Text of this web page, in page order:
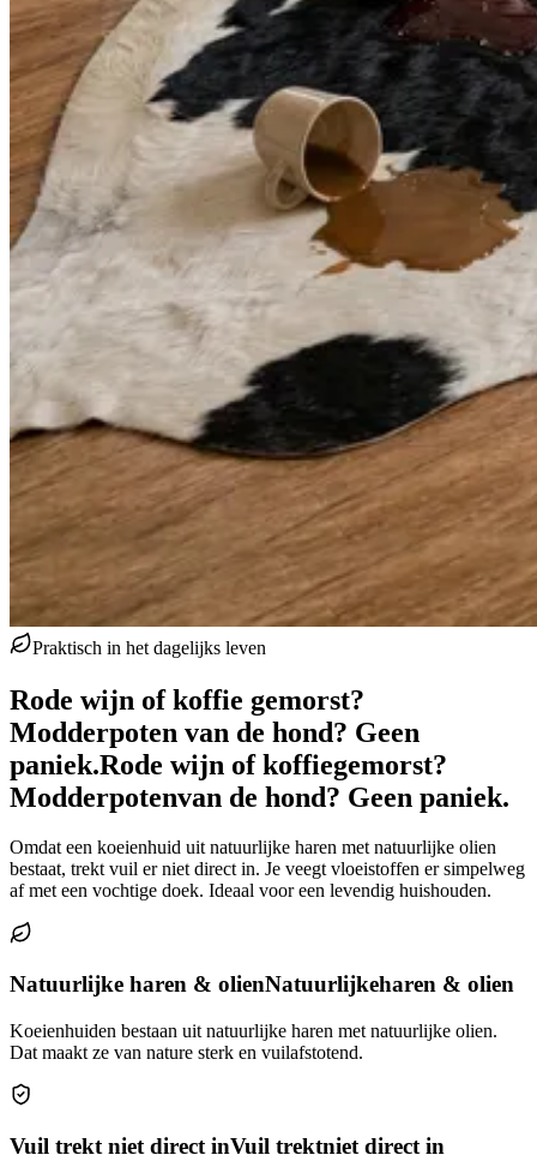
Praktisch in het dagelijks leven
Rode wijn of koffie gemorst?
Modderpoten van de hond? Geen
paniek.Rode wijn of koffiegemorst?
Modderpotenvan de hond? Geen paniek.
Omdat een koeienhuid uit natuurlijke haren met natuurlijke olien
bestaat, trekt vuil er niet direct in. Je veegt vloeistoffen er simpelweg
af met een vochtige doek. Ideaal voor een levendig huishouden.
Natuurlijke haren & olienNatuurlijkeharen & olien
Koeienhuiden bestaan uit natuurlijke haren met natuurlijke olien.
Dat maakt ze van nature sterk en vuilafstotend.
Vuil trekt niet direct inVuil trektniet direct in